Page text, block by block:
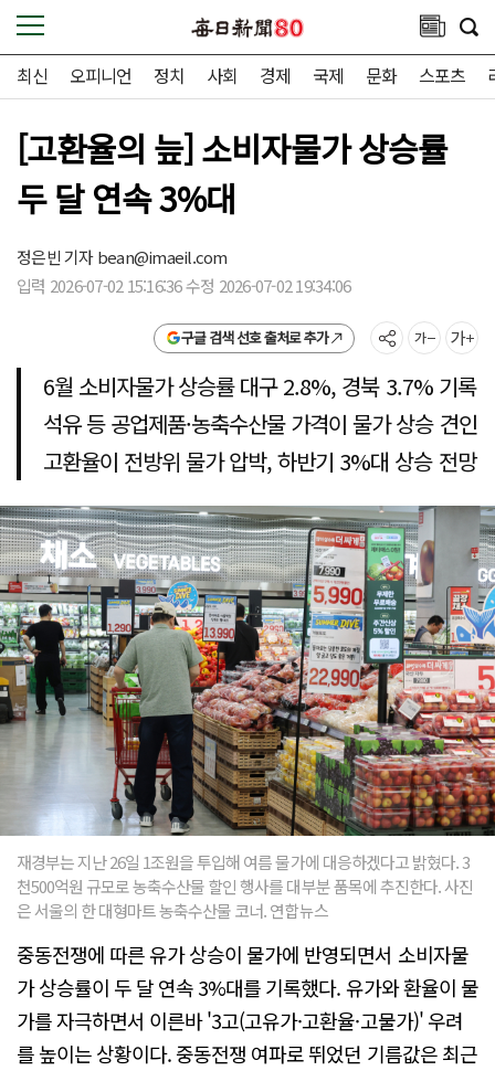
최신 오피니언 정치 사회 경제 국제 문화 스포츠
[고환율의 늪] 소비자물가 상승률
두 달 연속 3%대
정은빈 기자bean@imaeil.com
입력 2026-07-02 15:16:36 수정 2026-07-02 19:34:06
구글 검색 선호 출처로 추가
6월 소비자물가 상승률 대구 2.8%, 경북 3.7% 기록
석유 등 공업제품·농축수산물 가격이 물가 상승 견인
고환율이 전방위 물가 압박, 하반기 3%대 상승 전망
재경부는 지난 26일 1조원을 투입해 여름 물가에 대응하겠다고 밝혔다. 3
천500억원 규모로 농축수산물 할인 행사를 대부분 품목에 추진한다. 사진
은 서울의 한 대형마트 농축수산물 코너. 연합뉴스
중동전쟁에 따른 유가 상승이 물가에 반영되면서 소비자물
가 상승률이 두 달 연속 3%대를 기록했다. 유가와 환율이 물
가를 자극하면서 이른바 '3고(고유가·고환율·고물가)' 우려
를 높이는 상황이다. 중동전쟁 여파로 뛰었던 기름값은 최근